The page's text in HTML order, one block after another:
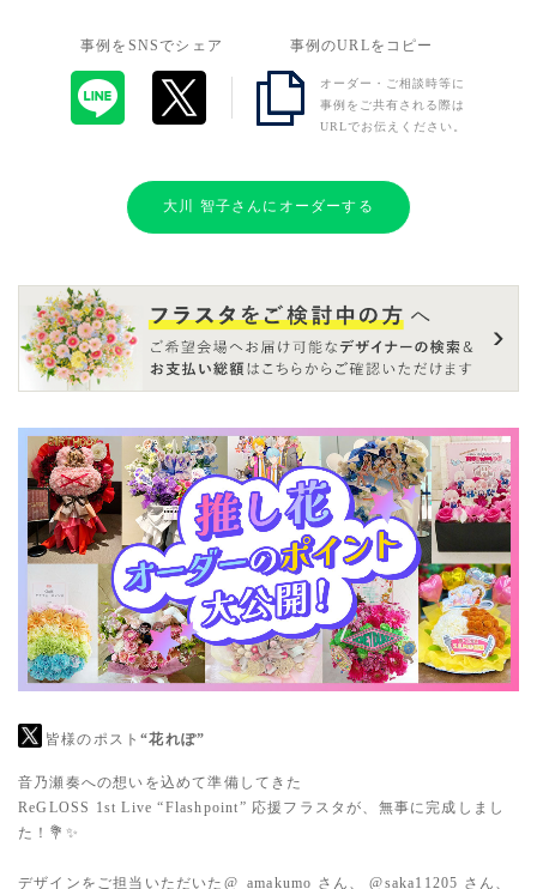
事例をSNSでシェア 事例のURLをコピー
オーダー・ご相談時等に
事例をご共有される際は
URLでお伝えください。
大川 智子さんにオーダーする
皆様のポスト“花れぽ”
音乃瀬奏への想いを込めて準備してきた
ReGLOSS 1st Live “Flashpoint” 応援フラスタが、無事に完成しまし
た！💐✨
デザインをご担当いただいた @_amakumo さん、@saka11205 さん、